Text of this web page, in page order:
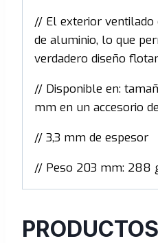
// El exterior ventilado
de aluminio, lo que
verdadero diseño
// Disponible en:
mm en un accesorio
// 3,3 mm de espesor
// Peso 203 mm: 288
PRODUCTOS